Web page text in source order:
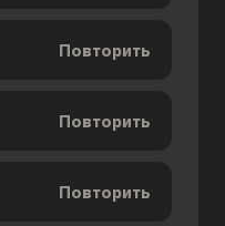
Повторить
Повторить
Повторить